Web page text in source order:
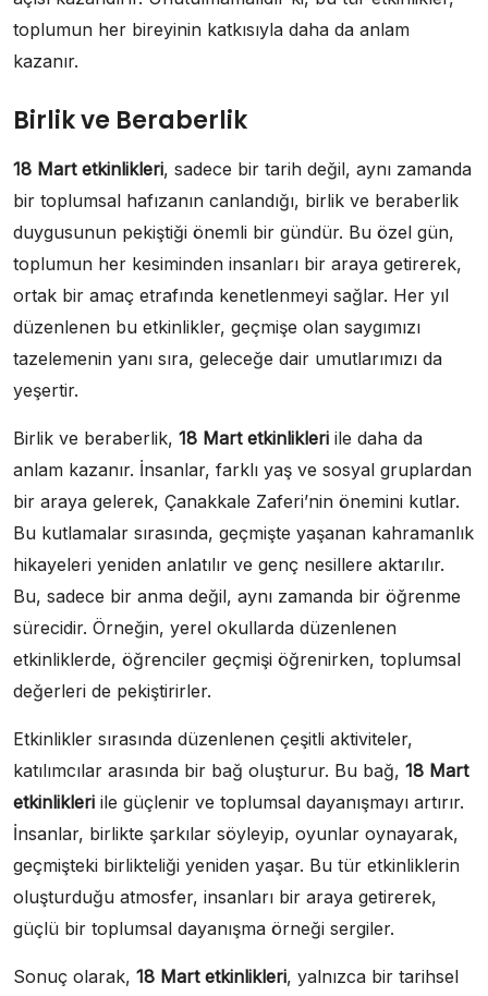
toplumun her bireyinin katkısıyla daha da anlam
kazanır.
Birlik ve Beraberlik
18 Mart etkinlikleri, sadece bir tarih değil, aynı zamanda
bir toplumsal hafızanın canlandığı, birlik ve beraberlik
duygusunun pekiştiği önemli bir gündür. Bu özel gün,
toplumun her kesiminden insanları bir araya getirerek,
ortak bir amaç etrafında kenetlenmeyi sağlar. Her yıl
düzenlenen bu etkinlikler, geçmişe olan saygımızı
tazelemenin yanı sıra, geleceğe dair umutlarımızı da
yeşertir.
Birlik ve beraberlik, 18 Mart etkinlikleri ile daha da
anlam kazanır. İnsanlar, farklı yaş ve sosyal gruplardan
bir araya gelerek, Çanakkale Zaferi’nin önemini kutlar.
Bu kutlamalar sırasında, geçmişte yaşanan kahramanlık
hikayeleri yeniden anlatılır ve genç nesillere aktarılır.
Bu, sadece bir anma değil, aynı zamanda bir öğrenme
sürecidir. Örneğin, yerel okullarda düzenlenen
etkinliklerde, öğrenciler geçmişi öğrenirken, toplumsal
değerleri de pekiştirirler.
Etkinlikler sırasında düzenlenen çeşitli aktiviteler,
katılımcılar arasında bir bağ oluşturur. Bu bağ, 18 Mart
etkinlikleri ile güçlenir ve toplumsal dayanışmayı artırır.
İnsanlar, birlikte şarkılar söyleyip, oyunlar oynayarak,
geçmişteki birlikteliği yeniden yaşar. Bu tür etkinliklerin
oluşturduğu atmosfer, insanları bir araya getirerek,
güçlü bir toplumsal dayanışma örneği sergiler.
Sonuç olarak, 18 Mart etkinlikleri, yalnızca bir tarihsel